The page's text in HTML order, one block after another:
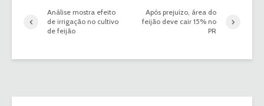
Análise mostra efeito
de irrigação no cultivo
de feijão
Após prejuízo, área do
feijão deve cair 15% no
PR